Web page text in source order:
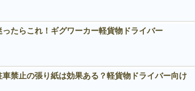
たらこれ！ギグワーカー軽貨物ドライバー
車禁止の張り紙は効果ある？軽貨物ドライバー向け